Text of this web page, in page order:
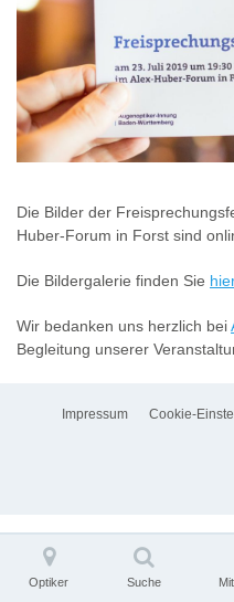
Die Bilder der
Huber-Forum in Forst sind
Die Bildergalerie finden Sie hier
Wir bedanken uns herzlich bei
Begleitung unserer
Impressum Cookie-
Optiker Suche